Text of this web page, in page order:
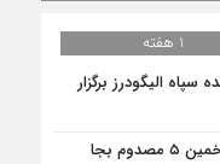
1 هفته
سپاه الیگودرز برگزار
برخورد سه خودرو در محور الیگودرز به خمین ۵ مصدوم بجا